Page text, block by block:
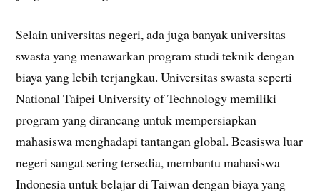
Selain universitas negeri, ada juga banyak universitas
swasta yang menawarkan program studi teknik dengan
biaya yang lebih terjangkau. Universitas swasta seperti
National Taipei University of Technology memiliki
program yang dirancang untuk mempersiapkan
mahasiswa menghadapi tantangan global. Beasiswa luar
negeri sangat sering tersedia, membantu mahasiswa
Indonesia untuk belajar di Taiwan dengan biaya yang